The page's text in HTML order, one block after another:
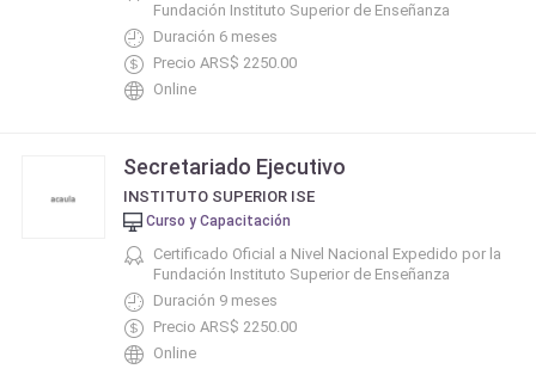
Fundación Instituto Superior de Enseñanza
Duración 6 meses
Precio ARS$ 2250.00
Online
Secretariado Ejecutivo
INSTITUTO SUPERIOR ISE
Curso y Capacitación
Certificado Oficial a Nivel Nacional Expedido por la
Fundación Instituto Superior de Enseñanza
Duración 9 meses
Precio ARS$ 2250.00
Online